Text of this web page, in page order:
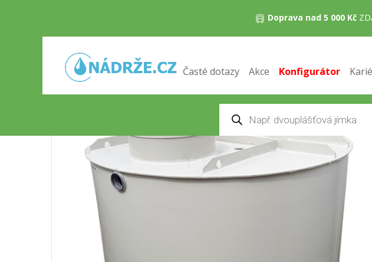
Doprava nad 5 000 Kč
Časté dotazy Akce Konfigurátor
Products
search
Samonosná kruhová jímka 5m3
Domů/Odpadní jímky